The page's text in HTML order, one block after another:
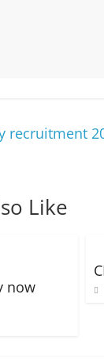
recruitment
Like
now